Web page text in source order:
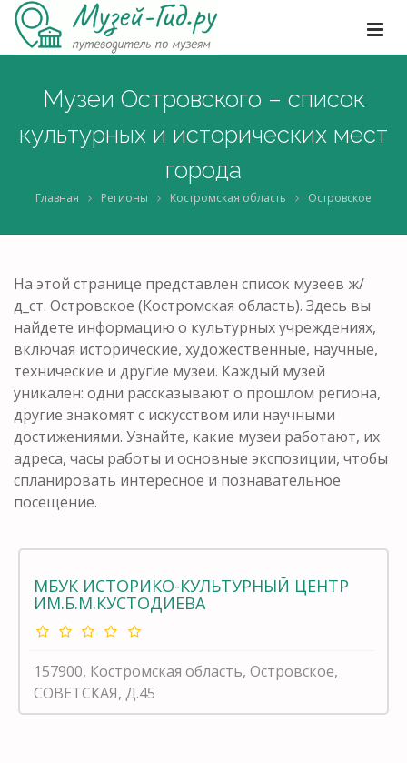
Музеи Островского – список
культурных и исторических мест
города
Главная Регионы Костромская область Островское
На этой странице представлен список музеев ж/
д_ст. Островское (Костромская область). Здесь вы
найдете информацию о культурных учреждениях,
включая исторические, художественные, научные,
технические и другие музеи. Каждый музей
уникален: одни рассказывают о прошлом региона,
другие знакомят с искусством или научными
достижениями. Узнайте, какие музеи работают, их
адреса, часы работы и основные экспозиции, чтобы
спланировать интересное и познавательное
посещение.
МБУК ИСТОРИКО-КУЛЬТУРНЫЙ ЦЕНТР
ИМ.Б.М.КУСТОДИЕВА
157900, Костромская область, Островское,
СОВЕТСКАЯ, Д.45